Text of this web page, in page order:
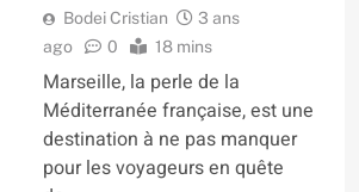
Bodei Cristian
3 ans
ago
0 18 mins
Marseille, la perle de la
Méditerranée française, est une
destination à ne pas manquer
pour les voyageurs en quête